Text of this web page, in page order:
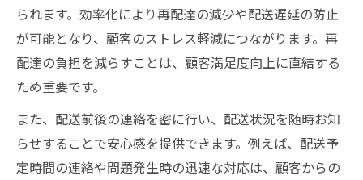
られます。効率化により再配達の減少や配送遅延の防止
が可能となり、顧客のストレス軽減につながります。再
配達の負担を減らすことは、顧客満足度向上に直結する
ため重要です。
また、配送前後の連絡を密に行い、配送状況を随時お知
らせすることで安心感を提供できます。例えば、配送予
定時間の連絡や問題発生時の迅速な対応は、顧客からの